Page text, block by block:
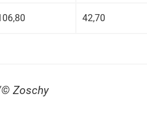
42,70
Zoschy